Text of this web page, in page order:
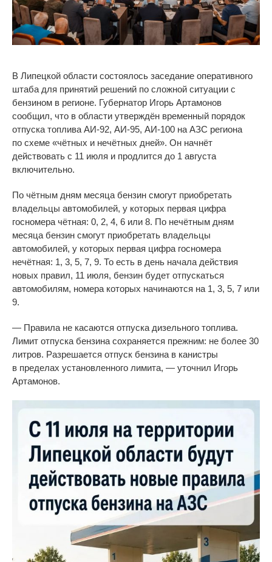
В Липецкой области состоялось заседание оперативного
штаба для принятий решений по сложной ситуации с
бензином в регионе. Губернатор Игорь Артамонов
сообщил, что в области утверждён временный порядок
отпуска топлива АИ-92, АИ-95, АИ-100 на АЗС региона
по схеме «чётных и нечётных дней». Он начнёт
действовать с 11 июля и продлится до 1 августа
включительно.
По чётным дням месяца бензин смогут приобретать
владельцы автомобилей, у которых первая цифра
госномера чётная: 0, 2, 4, 6 или 8. По нечётным дням
месяца бензин смогут приобретать владельцы
автомобилей, у которых первая цифра госномера
нечётная: 1, 3, 5, 7, 9. То есть в день начала действия
новых правил, 11 июля, бензин будет отпускаться
автомобилям, номера которых начинаются на 1, 3, 5, 7 или
9.
— Правила не касаются отпуска дизельного топлива.
Лимит отпуска бензина сохраняется прежним: не более 30
литров. Разрешается отпуск бензина в канистры
в пределах установленного лимита, — уточнил Игорь
Артамонов.